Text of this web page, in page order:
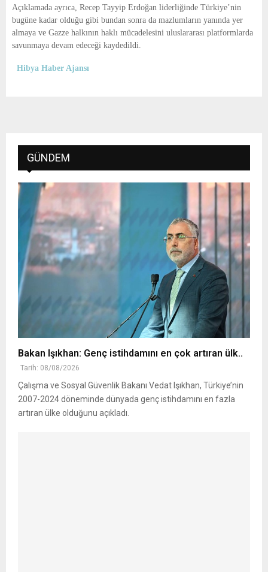
Açıklamada ayrıca, Recep Tayyip Erdoğan liderliğinde Türkiye’nin
bugüne kadar olduğu gibi bundan sonra da mazlumların yanında yer
almaya ve Gazze halkının haklı mücadelesini uluslararası platformlarda
savunmaya devam edeceği kaydedildi.
Hibya Haber Ajansı
GÜNDEM
Bakan Işıkhan: Genç istihdamını en çok artıran ülk..
Tarih: 08/08/2026
Çalışma ve Sosyal Güvenlik Bakanı Vedat Işıkhan, Türkiye’nin
2007-2024 döneminde dünyada genç istihdamını en fazla
artıran ülke olduğunu açıkladı.